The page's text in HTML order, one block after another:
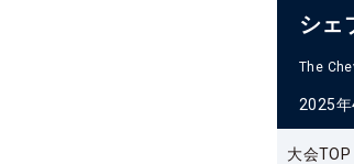
シェ
The
2025
大会TOP